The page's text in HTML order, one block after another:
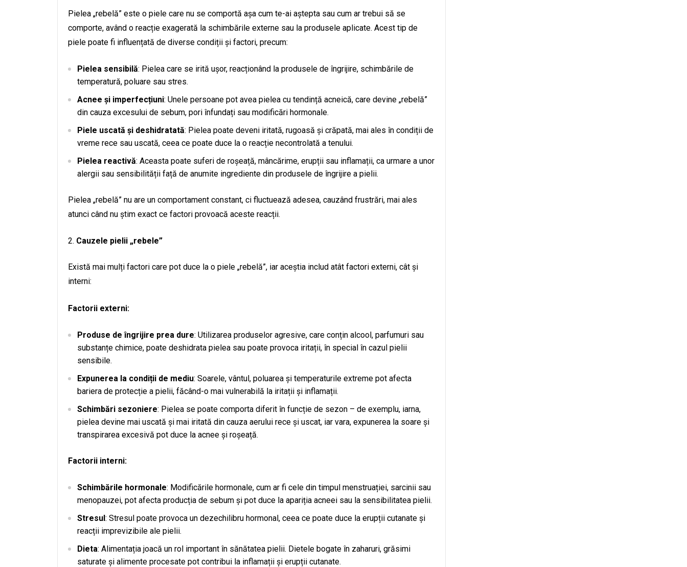
Pielea „rebelă” este o piele care nu se comportă așa cum te-ai aștepta sau cum ar trebui să se
comporte, având o reacție exagerată la schimbările externe sau la produsele aplicate. Acest tip de
piele poate fi influențată de diverse condiții și factori, precum:
Pielea sensibilă: Pielea care se irită ușor, reacționând la produsele de îngrijire, schimbările de
temperatură, poluare sau stres.
Acnee și imperfecțiuni: Unele persoane pot avea pielea cu tendință acneică, care devine „rebelă”
din cauza excesului de sebum, pori înfundați sau modificări hormonale.
Piele uscată și deshidratată: Pielea poate deveni iritată, rugoasă și crăpată, mai ales în condiții de
vreme rece sau uscată, ceea ce poate duce la o reacție necontrolată a tenului.
Pielea reactivă: Aceasta poate suferi de roșeață, mâncărime, erupții sau inflamații, ca urmare a unor
alergii sau sensibilității față de anumite ingrediente din produsele de îngrijire a pielii.
Pielea „rebelă” nu are un comportament constant, ci fluctuează adesea, cauzând frustrări, mai ales
atunci când nu știm exact ce factori provoacă aceste reacții.
Cauzele pielii „rebele”
Există mai mulți factori care pot duce la o piele „rebelă”, iar aceștia includ atât factori externi, cât și
interni:
Factorii externi:
Produse de îngrijire prea dure: Utilizarea produselor agresive, care conțin alcool, parfumuri sau
substanțe chimice, poate deshidrata pielea sau poate provoca iritații, în special în cazul pielii
sensibile.
Expunerea la condiții de mediu: Soarele, vântul, poluarea și temperaturile extreme pot afecta
bariera de protecție a pielii, făcând-o mai vulnerabilă la iritații și inflamații.
Schimbări sezoniere: Pielea se poate comporta diferit în funcție de sezon – de exemplu, iarna,
pielea devine mai uscată și mai iritată din cauza aerului rece și uscat, iar vara, expunerea la soare și
transpirarea excesivă pot duce la acnee și roșeață.
Factorii interni:
Schimbările hormonale: Modificările hormonale, cum ar fi cele din timpul menstruației, sarcinii sau
menopauzei, pot afecta producția de sebum și pot duce la apariția acneei sau la sensibilitatea pielii.
Stresul: Stresul poate provoca un dezechilibru hormonal, ceea ce poate duce la erupții cutanate și
reacții imprevizibile ale pielii.
Dieta: Alimentația joacă un rol important în sănătatea pielii. Dietele bogate în zaharuri, grăsimi
saturate și alimente procesate pot contribui la inflamații și erupții cutanate.